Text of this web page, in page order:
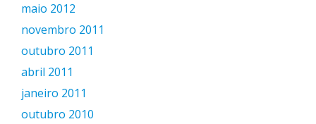
maio 2012
novembro 2011
outubro 2011
abril 2011
janeiro 2011
outubro 2010